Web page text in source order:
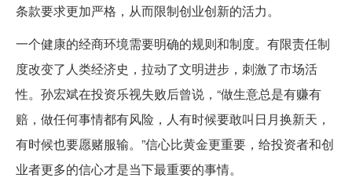
条款要求更加严格，从而限制创业创新的活力。
一个健康的经商环境需要明确的规则和制度。有限责任制
度改变了人类经济史，拉动了文明进步，刺激了市场活
性。孙宏斌在投资乐视失败后曾说，“做生意总是有赚有
赔，做任何事情都有风险，人有时候要敢叫日月换新天，
有时候也要愿赌服输。”信心比黄金更重要，给投资者和创
业者更多的信心才是当下最重要的事情。